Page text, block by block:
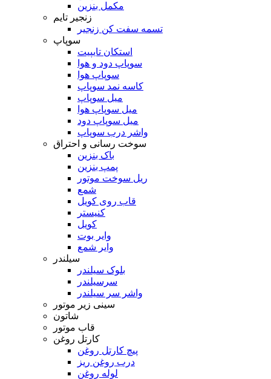
مکمل بنزین
زنجیر تایم
تسمه سفت کن زنجیر
سوپاپ
استکان تایپیت
سوپاپ دود و هوا
سوپاپ هوا
کاسه نمد سوپاپ
میل سوپاپ
میل سوپاپ هوا
میل سوپاپ دود
واشر درب سوپاپ
سوخت رسانی و احتراق
باک بنزین
پمپ بنزین
ریل سوخت موتور
شمع
قاب روی کویل
کنیستر
کویل
وایر بوت
وایر شمع
سیلندر
بلوک سیلندر
سرسیلندر
واشر سر سیلندر
سینی زیر موتور
شاتون
قاب موتور
کارتل روغن
پیچ کارتل روغن
درب روغن ریز
لوله روغن